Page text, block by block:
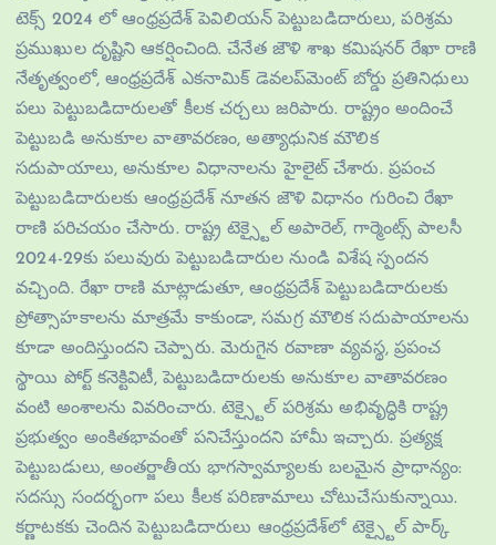
టెక్స్ 2024 లో ఆంధ్రప్రదేశ్ పెవిలియన్ పెట్టుబడిదారులు, పరిశ్రమ
ప్రముఖుల దృష్టిని ఆకర్షించింది. చేనేత జౌళి శాఖ కమిషనర్ రేఖా రాణి
నేతృత్వంలో, ఆంధ్రప్రదేశ్ ఎకనామిక్ డెవలప్‌మెంట్ బోర్డు ప్రతినిధులు
పలు పెట్టుబడిదారులతో కీలక చర్చలు జరిపారు. రాష్ట్రం అందించే
పెట్టుబడి అనుకూల వాతావరణం, అత్యాధునిక మౌలిక
సదుపాయాలు, అనుకూల విధానాలను హైలైట్ చేశారు. ప్రపంచ
పెట్టుబడిదారులకు ఆంధ్రప్రదేశ్ నూతన జౌళి విధానం గురించి రేఖా
రాణి పరిచయం చేసారు. రాష్ట్ర టెక్స్టైల్ అపారెల్, గార్మెంట్స్ పాలసీ
2024-29కు పలువురు పెట్టుబడిదారుల నుండి విశేష స్పందన
వచ్చింది. రేఖా రాణి మాట్లాడుతూ, ఆంధ్రప్రదేశ్‌ పెట్టుబడిదారులకు
ప్రోత్సాహకాలను మాత్రమే కాకుండా, సమగ్ర మౌలిక సదుపాయాలను
కూడా అందిస్తుందని చెప్పారు. మెరుగైన రవాణా వ్యవస్థ, ప్రపంచ
స్థాయి పోర్ట్ కనెక్టివిటీ, పెట్టుబడిదారులకు అనుకూల వాతావరణం
వంటి అంశాలను వివరించారు. టెక్స్టైల్ పరిశ్రమ అభివృద్ధికి రాష్ట్ర
ప్రభుత్వం అంకితభావంతో పనిచేస్తుందని హామీ ఇచ్చారు. ప్రత్యక్ష
పెట్టుబడులు, అంతర్జాతీయ భాగస్వామ్యాలకు బలమైన ప్రాధాన్యం:
సదస్సు సందర్భంగా పలు కీలక పరిణామాలు చోటుచేసుకున్నాయి.
కర్ణాటకకు చెందిన పెట్టుబడిదారులు ఆంధ్రప్రదేశ్‌లో టెక్స్టైల్ పార్క్